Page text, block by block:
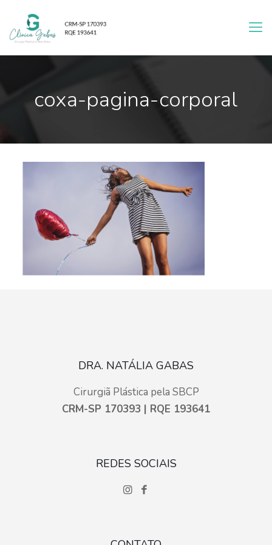
coxa-pagina-corporal
DRA. NATÁLIA GABAS
Cirurgiã Plástica pela SBCP
CRM-SP 170393 | RQE 193641
REDES SOCIAIS